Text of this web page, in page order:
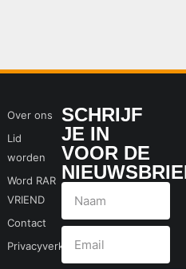
Over ons
Lid
worden
Word RAR
VRIEND
Contact
Privacyverklaring
SCHRIJF
JE IN
VOOR DE